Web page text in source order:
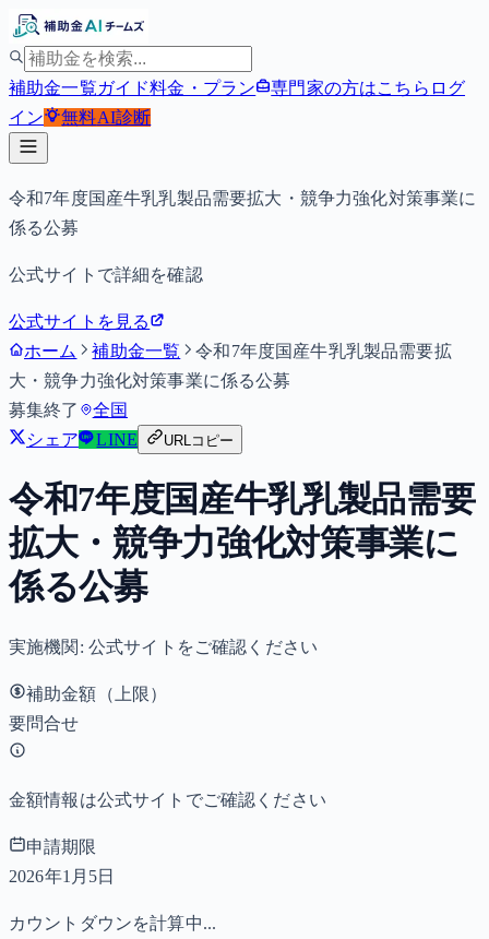
補助金一覧ガイド料金・プラン 専門家の方はこちら ログ
イン
無料AI診断
令和7年度国産牛乳乳製品需要拡大・競争力強化対策事業に
係る公募
公式サイトで詳細を確認
公式サイトを見る
ホーム
補助金一覧
令和7年度国産牛乳乳製品需要拡
大・競争力強化対策事業に係る公募
募集終了
全国
シェア
LINE URLコピー
令和7年度国産牛乳乳製品需要
拡大・競争力強化対策事業に
係る公募
実施機関: 公式サイトをご確認ください
補助金額（上限）
要問合せ
金額情報は公式サイトでご確認ください
申請期限
2026年1月5日
カウントダウンを計算中...